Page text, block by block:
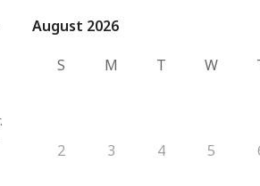
August 2026
August 2026
S
M T W
2 3 4 5